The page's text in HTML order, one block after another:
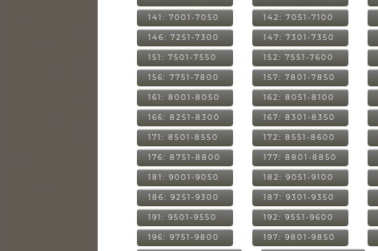
141: 7001-7050 142: 7051-7100
146: 7251-7300 147: 7301-7350
151: 7501-7550 152: 7551-7600
156: 7751-7800 157: 7801-7850
161: 8001-8050 162: 8051-8100
166: 8251-8300 167: 8301-8350
171: 8501-8550 172: 8551-8600
176: 8751-8800 177: 8801-8850
181: 9001-9050 182: 9051-9100
186: 9251-9300 187: 9301-9350
191: 9501-9550 192: 9551-9600
196: 9751-9800 197: 9801-9850